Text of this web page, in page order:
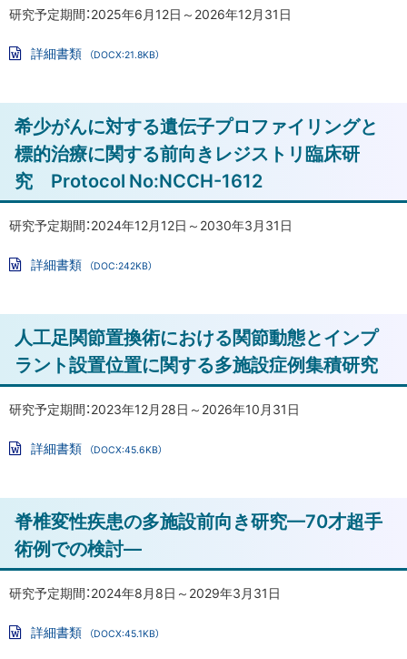
お
る
存
機
能
評
価
に
関
る
討
上
肢
の
傷
性
疾
患
対
す
る
に
る
研究予定期間：2025年6月12日～2026年12月31日
ァ
イ
ル
詳細書類 （DOCX:21.8KB）
ト
ッ
プ
に
戻
希少がんに対する遺伝子プロファイリングと
標的治療に関する前向きレジストリ臨床研
究 Protocol No:NCCH-1612
研究予定期間：2024年12月12日～2030年3月31日
ァ
ル
詳細書類 （DOC:242KB）
ッ
プ
に
る
人工足関節置換術における関節動態とインプ
ラント設置位置に関する多施設症例集積研究
研究予定期間：2023年12月28日～2026年10月31日
ァ
イ
ル
詳細書類 （DOCX:45.6KB）
ト
ッ
プ
に
る
脊椎変性疾患の多施設前向き研究—70才超手
術例での検討—
研究予定期間：2024年8月8日～2029年3月31日
詳細書類 （DOCX:45.1KB）